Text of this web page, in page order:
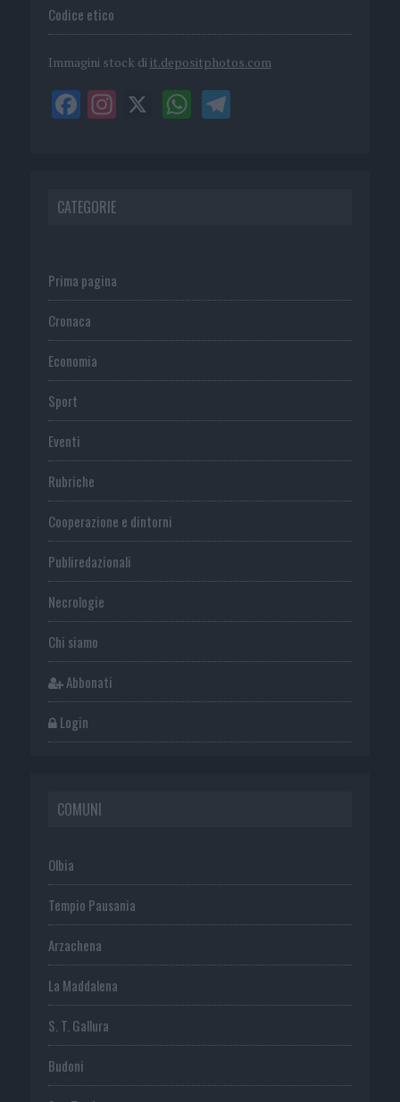
Codice etico
Immagini stock di it.depositphotos.com
CATEGORIE
Prima pagina
Cronaca
Economia
Sport
Eventi
Rubriche
Cooperazione e dintorni
Publiredazionali
Necrologie
Chi siamo
Abbonati
Login
COMUNI
Olbia
Tempio Pausania
Arzachena
La Maddalena
S. T. Gallura
Budoni